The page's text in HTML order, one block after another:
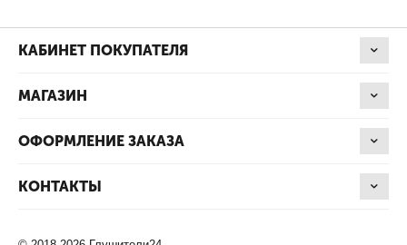
КАБИНЕТ ПОКУПАТЕЛЯ
МАГАЗИН
ОФОРМЛЕНИЕ ЗАКАЗА
КОНТАКТЫ